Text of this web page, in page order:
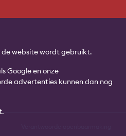
de website wordt gebruikt.
Google en onze
advertenties kunnen dan nog